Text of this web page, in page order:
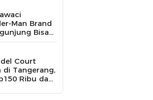
Man Brand
Bisa
Spider-Man
Court
di Tangerang,
Ribu dan